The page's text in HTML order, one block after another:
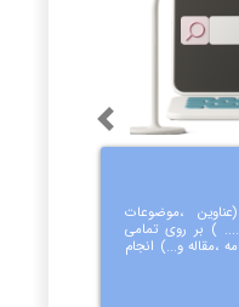
،موضوعات
.... ) بر روی تمامی
،مقاله و...) انجام
Previous